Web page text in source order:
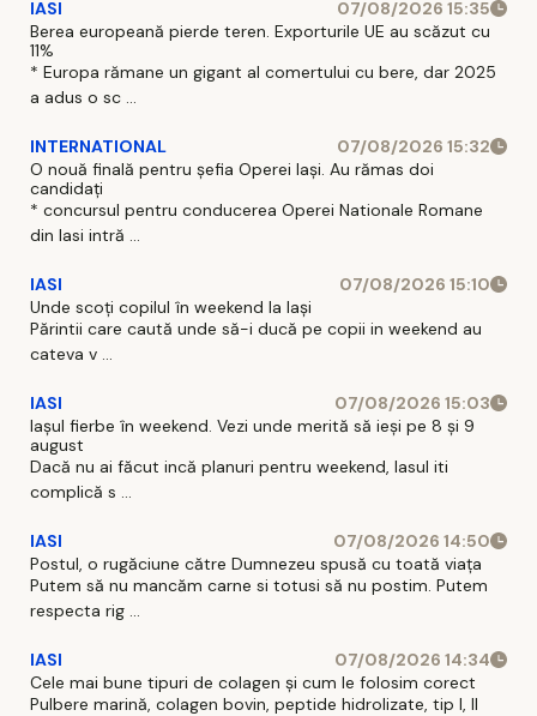
IASI
07/08/2026 15:35
Berea europeană pierde teren. Exporturile UE au scăzut cu
11%
* Europa rămane un gigant al comertului cu bere, dar 2025
a adus o sc ...
INTERNATIONAL
07/08/2026 15:32
O nouă finală pentru șefia Operei Iași. Au rămas doi
candidați
* concursul pentru conducerea Operei Nationale Romane
din Iasi intră ...
IASI
07/08/2026 15:10
Unde scoți copilul în weekend la Iași
Părintii care caută unde să-i ducă pe copii in weekend au
cateva v ...
IASI
07/08/2026 15:03
Iașul fierbe în weekend. Vezi unde merită să ieși pe 8 și 9
august
Dacă nu ai făcut incă planuri pentru weekend, Iasul iti
complică s ...
IASI
07/08/2026 14:50
Postul, o rugăciune către Dumnezeu spusă cu toată viața
Putem să nu mancăm carne si totusi să nu postim. Putem
respecta rig ...
IASI
07/08/2026 14:34
Cele mai bune tipuri de colagen și cum le folosim corect
Pulbere marină, colagen bovin, peptide hidrolizate, tip I, II